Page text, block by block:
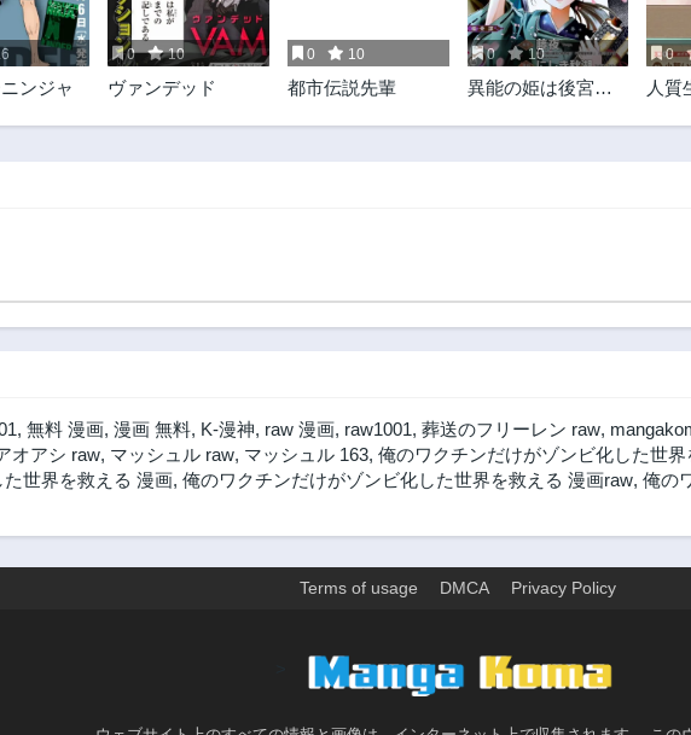
ンジャ
0 10
ヴァンデッド
0 10
都市伝説先輩
0 10
異能の姫は後宮の
0
人質
, 無料 漫画, 漫画 無料, K-漫神, raw 漫画, raw1001, 葬送のフリーレン raw,
オアシ raw, マッシュル raw, マッシュル 163, 俺のワクチンだけがゾンビ化した世
世界を救える 漫画, 俺のワクチンだけがゾンビ化した世界を救える 漫画raw, 俺の
Terms of usage DMCA Privacy Policy